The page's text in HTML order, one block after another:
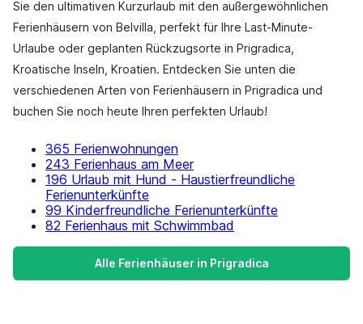
Sie den ultimativen Kurzurlaub mit den außergewöhnlichen
Ferienhäusern von Belvilla, perfekt für Ihre Last-Minute-
Urlaube oder geplanten Rückzugsorte in Prigradica,
Kroatische Inseln, Kroatien. Entdecken Sie unten die
verschiedenen Arten von Ferienhäusern in Prigradica und
buchen Sie noch heute Ihren perfekten Urlaub!
365 Ferienwohnungen
243 Ferienhaus am Meer
196 Urlaub mit Hund - Haustierfreundliche
Ferienunterkünfte
99 Kinderfreundliche Ferienunterkünfte
82 Ferienhaus mit Schwimmbad
Alle Ferienhäuser in Prigradica